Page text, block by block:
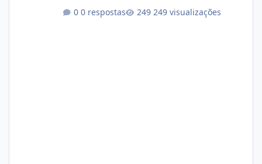
autorizado a usasr o isistem:
0 respostas 249 visualizações